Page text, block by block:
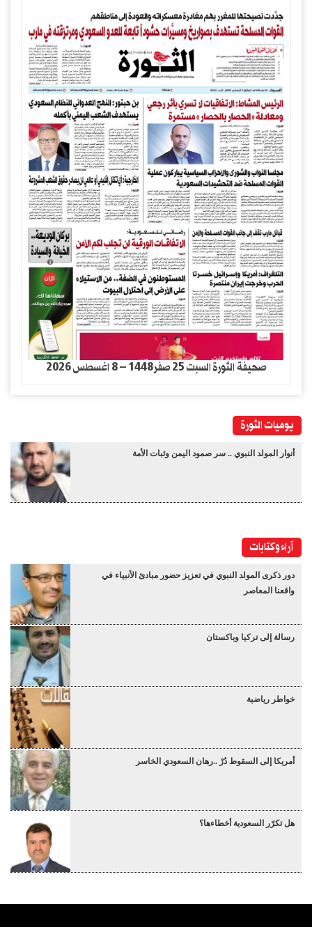
صحيفة الثورة السبت 25 صفر1448 – 8 اغسطس 2026
يوميات الثورة
أنوار المولد النبوي .. سر صمود اليمن وثبات الأمة
آراء وكتابات
دور ذكرى المولد النبوي في تعزيز حضور مبادئ الأنبياء في
واقعنا المعاصر
رسالة إلى تركيا وباكستان
خواطر رياضية
أمريكا إلى السقوط دُرْ ..رهان السعودي الخاسر
هل تكرّر السعودية أخطاءها؟